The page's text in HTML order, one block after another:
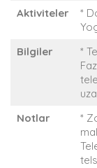
Aktiviteler
*
Bilgiler
*
Notlar
*